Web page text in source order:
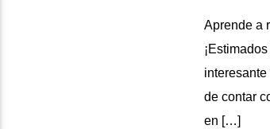
Aprende a
de contar
en […]